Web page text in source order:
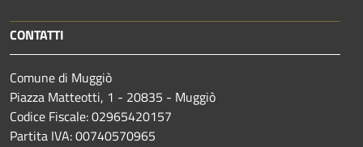
CONTATTI
Comune di Muggiò
Piazza Matteotti, 1 - 20835 - Muggiò
Codice Fiscale: 02965420157
Partita IVA: 00740570965